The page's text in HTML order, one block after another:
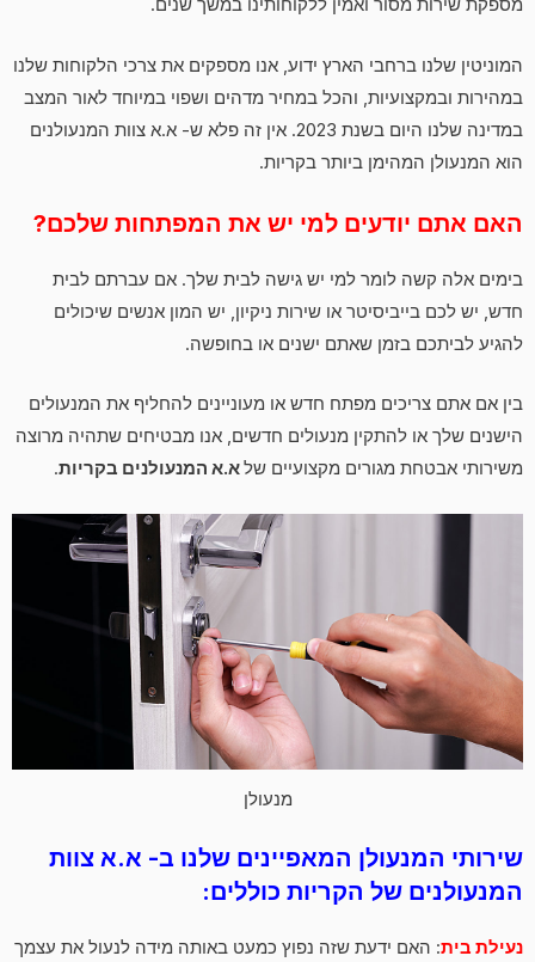
מספקת שירות מסור ואמין ללקוחותינו במשך שנים.
המוניטין שלנו ברחבי הארץ ידוע, אנו מספקים את צרכי הלקוחות שלנו
במהירות ובמקצועיות, והכל במחיר מדהים ושפוי במיוחד לאור המצב
במדינה שלנו היום בשנת 2023. אין זה פלא ש- א.א צוות המנעולנים
הוא המנעולן המהימן ביותר בקריות.
האם אתם יודעים למי יש את המפתחות שלכם?
בימים אלה קשה לומר למי יש גישה לבית שלך. אם עברתם לבית
חדש, יש לכם בייביסיטר או שירות ניקיון, יש המון אנשים שיכולים
להגיע לביתכם בזמן שאתם ישנים או בחופשה.
בין אם אתם צריכים מפתח חדש או מעוניינים להחליף את המנעולים
הישנים שלך או להתקין מנעולים חדשים, אנו מבטיחים שתהיה מרוצה
משירותי אבטחת מגורים מקצועיים שלא.א המנעולנים בקריות.
מנעולן
שירותי המנעולן המאפיינים שלנו ב- א.א צוות
המנעולנים של הקריות כוללים:
נעילת בית: האם ידעת שזה נפוץ כמעט באותה מידה לנעול את עצמך